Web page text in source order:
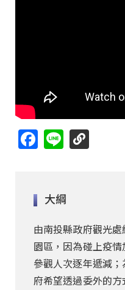
Facebook
Line
大綱
由南投縣政府觀光
園區，因為碰上疫
參觀人次逐年遞減
府希望透過委外的